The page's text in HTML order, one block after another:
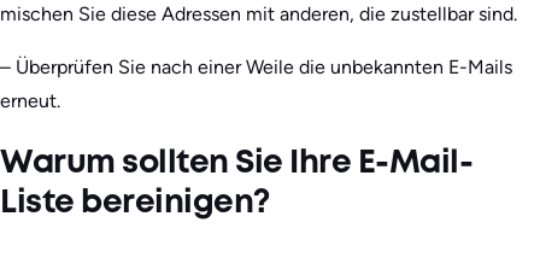
mischen Sie diese Adressen mit anderen, die zustellbar sind.
– Überprüfen Sie nach einer Weile die unbekannten E-Mails
erneut.
Warum sollten Sie Ihre E-Mail-
Liste bereinigen?